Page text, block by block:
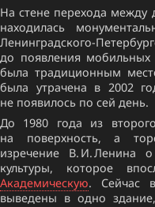
На стене перехода между
находилась
Ленинградского-
до появления
была традиционным
была утрачена в 2002
не появилось по сей день.
До 1980 года из
на поверхность, а
изречение В. И. Ленина
культуры, которое
Академическую. Сейчас
выведены в одно